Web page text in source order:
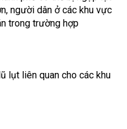
người dân ở các khu vực
trong trường hợp
lụt liên quan cho các khu